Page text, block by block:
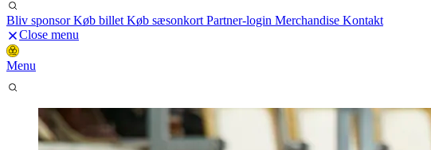
Bliv sponsorKøb billet Køb sæsonkort Partner-login Merchandise Kontakt
Close menu
Menu